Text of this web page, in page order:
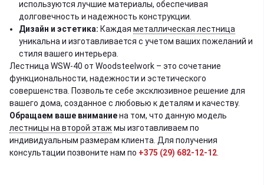
используются лучшие материалы, обеспечивая
долговечность и надежность конструкции.
Дизайн и эстетика: Каждая металлическая лестница
уникальна и изготавливается с учетом ваших пожеланий и
стиля вашего интерьера.
Лестница WSW-40 от Woodsteelwork – это сочетание
функциональности, надежности и эстетического
совершенства. Позвольте себе эксклюзивное решение для
вашего дома, созданное с любовью к деталям и качеству.
Обращаем ваше вниманиена том, что данную модель
лестницы на второй этажмы изготавливаем по
индивидуальным размерам клиента. Для получения
консультации позвоните нам по +375 (29) 682-12-12.